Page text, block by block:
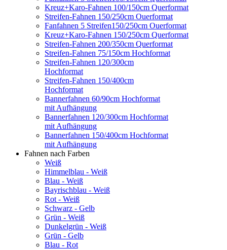
Kreuz+Karo-Fahnen 100/150cm Querformat
Streifen-Fahnen 150/250cm Ouerformat
Fanfahnen 5 Streifen150/250cm Ouerformat
Kreuz+Karo-Fahnen 150/250cm Querformat
Streifen-Fahnen 200/350cm Querformat
Streifen-Fahnen 75/150cm Hochformat
Streifen-Fahnen 120/300cm
Hochformat
Streifen-Fahnen 150/400cm
Hochformat
Bannerfahnen 60/90cm Hochformat
mit Aufhängung
Bannerfahnen 120/300cm Hochformat
mit Aufhängung
Bannerfahnen 150/400cm Hochformat
mit Aufhängung
Fahnen nach Farben
Weiß
Himmelblau - Weiß
Blau - Weiß
Bayrischblau - Weiß
Rot - Weiß
Schwarz - Gelb
Grün - Weiß
Dunkelgrün - Weiß
Grün - Gelb
Blau - Rot